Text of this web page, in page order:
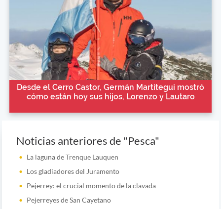
Desde el Cerro Castor, Germán Martitegui mostró
cómo están hoy sus hijos, Lorenzo y Lautaro
Noticias anteriores de "Pesca"
La laguna de Trenque Lauquen
Los gladiadores del Juramento
Pejerrey: el crucial momento de la clavada
Pejerreyes de San Cayetano